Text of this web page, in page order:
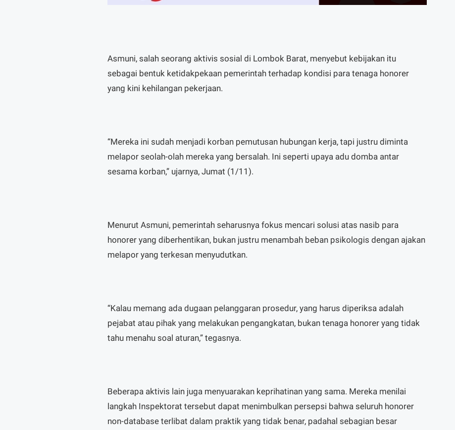
Asmuni, salah seorang aktivis sosial di Lombok Barat, menyebut kebijakan itu
sebagai bentuk ketidakpekaan pemerintah terhadap kondisi para tenaga honorer
yang kini kehilangan pekerjaan.
“Mereka ini sudah menjadi korban pemutusan hubungan kerja, tapi justru diminta
melapor seolah-olah mereka yang bersalah. Ini seperti upaya adu domba antar
sesama korban,” ujarnya, Jumat (1/11).
Menurut Asmuni, pemerintah seharusnya fokus mencari solusi atas nasib para
honorer yang diberhentikan, bukan justru menambah beban psikologis dengan ajakan
melapor yang terkesan menyudutkan.
“Kalau memang ada dugaan pelanggaran prosedur, yang harus diperiksa adalah
pejabat atau pihak yang melakukan pengangkatan, bukan tenaga honorer yang tidak
tahu menahu soal aturan,” tegasnya.
Beberapa aktivis lain juga menyuarakan keprihatinan yang sama. Mereka menilai
langkah Inspektorat tersebut dapat menimbulkan persepsi bahwa seluruh honorer
non-database terlibat dalam praktik yang tidak benar, padahal sebagian besar